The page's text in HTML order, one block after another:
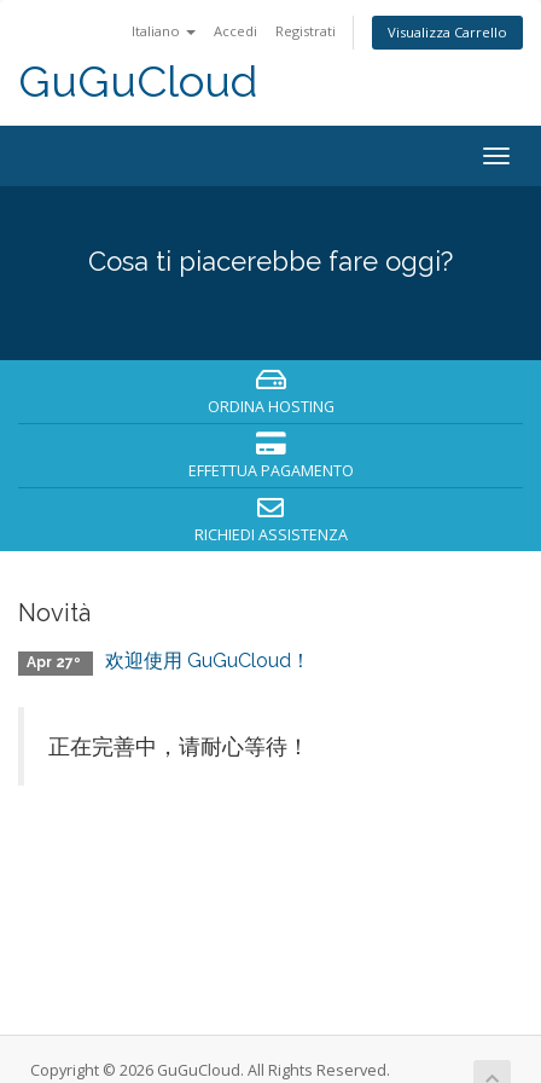
Italiano Accedi Registrati Visualizza Carrello
GuGuCloud
Cosa ti piacerebbe fare oggi?
ORDINA HOSTING
EFFETTUA PAGAMENTO
RICHIEDI ASSISTENZA
Novità
Apr 27º 欢迎使用 GuGuCloud！
正在完善中，请耐心等待！
Copyright © 2026 GuGuCloud. All Rights Reserved.